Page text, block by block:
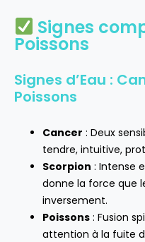
Signes
Poissons
Signes d’Eau :
Poissons
Cancer : Deux
tendre, intuitive,
Scorpion : Intense
donne la force que
inversement.
Poissons : Fusion
attention à la fuite